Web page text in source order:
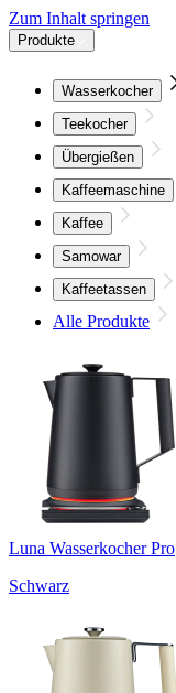
Zum Inhalt springen
Produkte
Wasserkocher
Teekocher
Übergießen
Kaffeemaschine
Kaffee
Samowar
Kaffeetassen
Alle Produkte
Luna Wasserkocher Pro
Schwarz